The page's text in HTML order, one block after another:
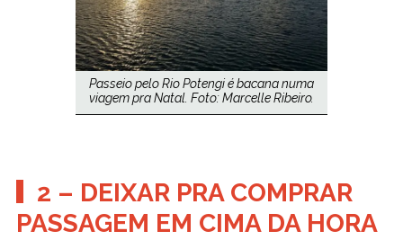
Passeio pelo Rio Potengi é bacana numa
viagem pra Natal. Foto: Marcelle Ribeiro.
2 – DEIXAR PRA COMPRAR
PASSAGEM EM CIMA DA HORA